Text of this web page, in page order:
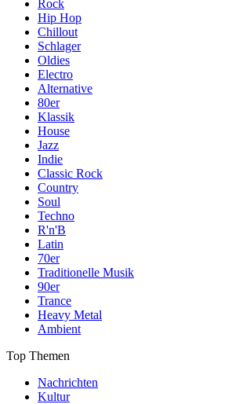
Rock
Hip Hop
Chillout
Schlager
Oldies
Electro
Alternative
80er
Klassik
House
Jazz
Indie
Classic Rock
Country
Soul
Techno
R'n'B
Latin
70er
Traditionelle Musik
90er
Trance
Heavy Metal
Ambient
Top Themen
Nachrichten
Kultur